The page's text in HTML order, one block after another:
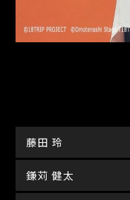
藤田 玲
鎌苅 健太